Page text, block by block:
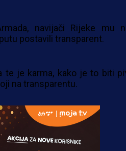
navijači Rijeke mu
postavili transparent.
te je karma, kako je to biti
na transparentu.